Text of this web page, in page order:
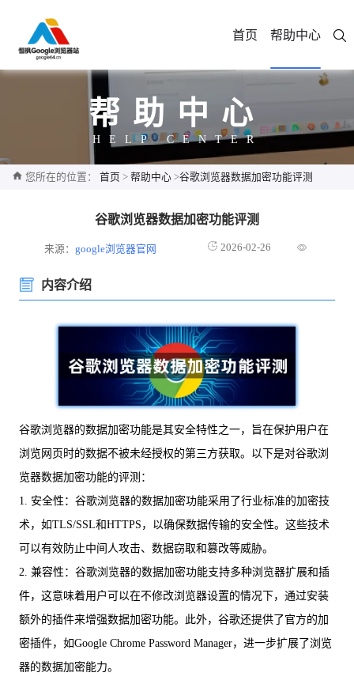
首页 帮助中心
帮助中心
HELP CENTER
您所在的位置： 首页 > 帮助中心 >谷歌浏览器数据加密功能评测
谷歌浏览器数据加密功能评测
来源：google浏览器官网 2026-02-26
内容介绍
谷歌浏览器的数据加密功能是其安全特性之一，旨在保护用户在
浏览网页时的数据不被未经授权的第三方获取。以下是对谷歌浏
览器数据加密功能的评测：
1. 安全性：谷歌浏览器的数据加密功能采用了行业标准的加密技
术，如TLS/SSL和HTTPS，以确保数据传输的安全性。这些技术
可以有效防止中间人攻击、数据窃取和篡改等威胁。
2. 兼容性：谷歌浏览器的数据加密功能支持多种浏览器扩展和插
件，这意味着用户可以在不修改浏览器设置的情况下，通过安装
额外的插件来增强数据加密功能。此外，谷歌还提供了官方的加
密插件，如Google Chrome Password Manager，进一步扩展了浏览
器的数据加密能力。